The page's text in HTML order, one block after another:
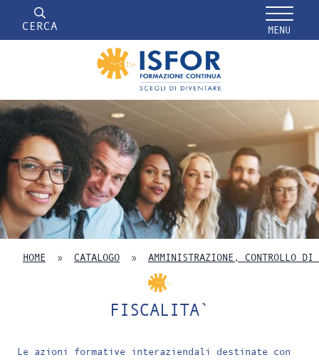
CERCA MENU
HOME » CATALOGO » AMMINISTRAZIONE, CONTROLLO
FISCALITA`
Le azioni formative interaziendali destinate con